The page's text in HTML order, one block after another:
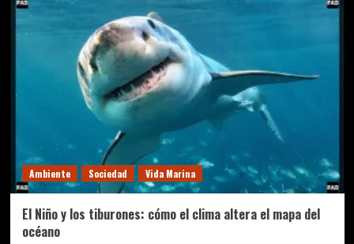
Ambiente Sociedad Vida Marina
El Niño y los tiburones: cómo el clima altera el mapa del
océano